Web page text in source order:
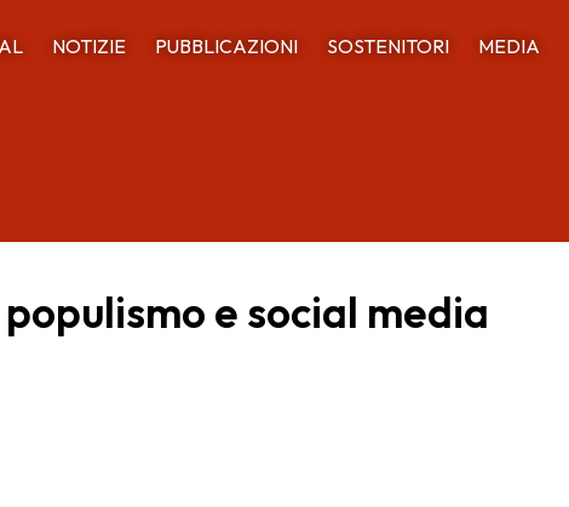
NOTIZIE PUBBLICAZIONI SOSTENITORI MEDIA
e social media